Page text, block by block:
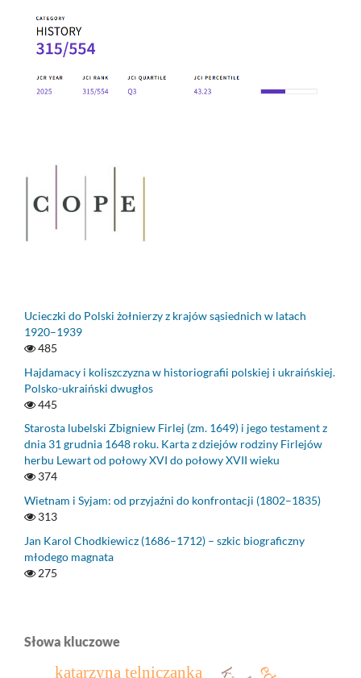
Ucieczki do Polski żołnierzy z krajów sąsiednich w latach
1920–1939
485
Hajdamacy i koliszczyzna w historiografii polskiej i ukraińskiej.
Polsko-ukraiński dwugłos
445
Starosta lubelski Zbigniew Firlej (zm. 1649) i jego testament z
dnia 31 grudnia 1648 roku. Karta z dziejów rodziny Firlejów
herbu Lewart od połowy XVI do połowy XVII wieku
374
Wietnam i Syjam: od przyjaźni do konfrontacji (1802–1835)
313
Jan Karol Chodkiewicz (1686–1712) – szkic biograficzny
młodego magnata
275
Słowa kluczowe
katarzyna telniczanka